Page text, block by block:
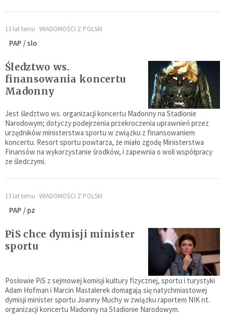
13 lat temu WIADOMOŚCI Z POLSKI
PAP / slo
Śledztwo ws.
finansowania koncertu
Madonny
Jest śledztwo ws. organizacji koncertu Madonny na Stadionie
Narodowym; dotyczy podejrzenia przekroczenia uprawnień przez
urzędników ministerstwa sportu w związku z finansowaniem
koncertu. Resort sportu powtarza, że miało zgodę Ministerstwa
Finansów na wykorzystanie środków, i zapewnia o woli współpracy
ze śledczymi.
13 lat temu WIADOMOŚCI Z POLSKI
PAP / pz
PiS chce dymisji minister
sportu
Posłowie PiS z sejmowej komisji kultury fizycznej, sportu i turystyki
Adam Hofman i Marcin Mastalerek domagają się natychmiastowej
dymisji minister sportu Joanny Muchy w związku raportem NIK nt.
organizacji koncertu Madonny na Stadionie Narodowym.